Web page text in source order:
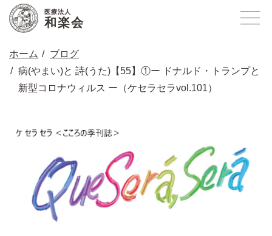
医療法人
和楽会
ホーム
ブログ
病(やまい)と 詩(うた)【55】①ー ドナルド・トランプと
新型コロナウィルス ー（ケセラセラvol.101）